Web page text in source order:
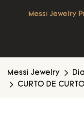
Messi Jewelry
Messi Jewelry
CURTO DE